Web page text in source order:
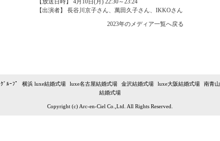
【出演者】 長谷川京子さん、萬田久子さん、IKKOさん
2023年のメディア一覧へ戻る
ｸﾞﾙｰﾌﾟ 横浜 luxe結婚式場| luxe名古屋結婚式場 金沢結婚式場| luxe大阪結婚式場| 南青山
結婚式場
Copyright (c) Arc-en-Ciel Co.,Ltd. All Rights Reserved.